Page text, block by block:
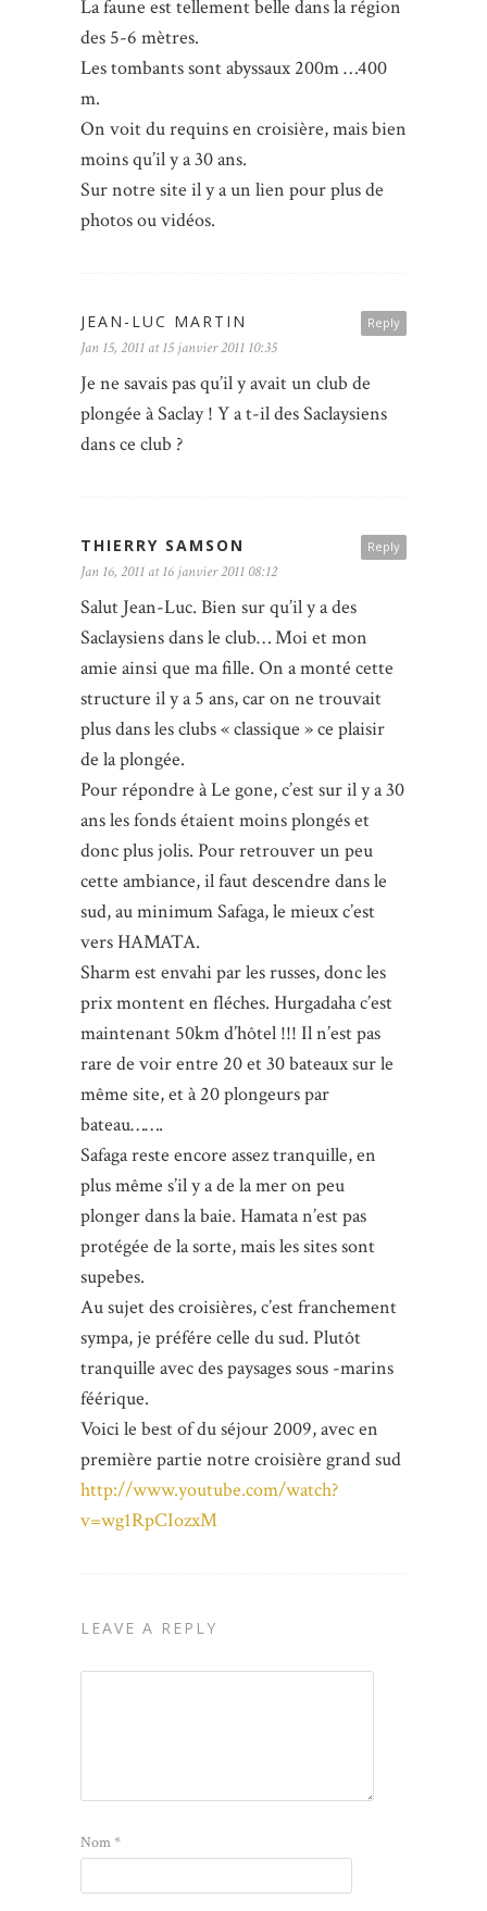
La faune est tellement belle dans la région
des 5-6 mètres.
Les tombants sont abyssaux 200m …400
m.
On voit du requins en croisière, mais bien
moins qu’il y a 30 ans.
Sur notre site il y a un lien pour plus de
photos ou vidéos.
Reply
JEAN-LUC MARTIN
Jan 15, 2011 at 15 janvier 2011 10:35
Je ne savais pas qu’il y avait un club de
plongée à Saclay ! Y a t-il des Saclaysiens
dans ce club ?
Reply
THIERRY SAMSON
Jan 16, 2011 at 16 janvier 2011 08:12
Salut Jean-Luc. Bien sur qu’il y a des
Saclaysiens dans le club… Moi et mon
amie ainsi que ma fille. On a monté cette
structure il y a 5 ans, car on ne trouvait
plus dans les clubs « classique » ce plaisir
de la plongée.
Pour répondre à Le gone, c’est sur il y a 30
ans les fonds étaient moins plongés et
donc plus jolis. Pour retrouver un peu
cette ambiance, il faut descendre dans le
sud, au minimum Safaga, le mieux c’est
vers HAMATA.
Sharm est envahi par les russes, donc les
prix montent en fléches. Hurgadaha c’est
maintenant 50km d’hôtel !!! Il n’est pas
rare de voir entre 20 et 30 bateaux sur le
même site, et à 20 plongeurs par
bateau…….
Safaga reste encore assez tranquille, en
plus même s’il y a de la mer on peu
plonger dans la baie. Hamata n’est pas
protégée de la sorte, mais les sites sont
supebes.
Au sujet des croisières, c’est franchement
sympa, je préfére celle du sud. Plutôt
tranquille avec des paysages sous -marins
féérique.
Voici le best of du séjour 2009, avec en
première partie notre croisière grand sud
http://www.youtube.com/watch?
v=wg1RpCIozxM
LEAVE A REPLY
Nom*